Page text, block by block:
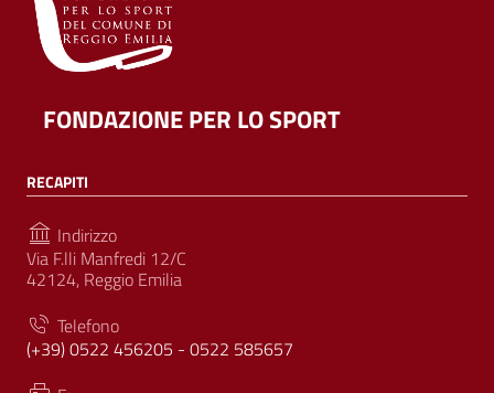
FONDAZIONE PER LO SPORT
RECAPITI
Indirizzo
Via F.lli Manfredi 12/C
42124, Reggio Emilia
Telefono
(+39) 0522 456205 - 0522 585657